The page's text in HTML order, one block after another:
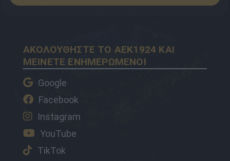
ΑΚΟΛΟΥΘΗΣΤΕ ΤΟ AEK1924 ΚΑΙ
ΜΕΙΝΕΤΕ ΕΝΗΜΕΡΩΜΕΝΟΙ
Google
Facebook
Instagram
YouTube
TikTok